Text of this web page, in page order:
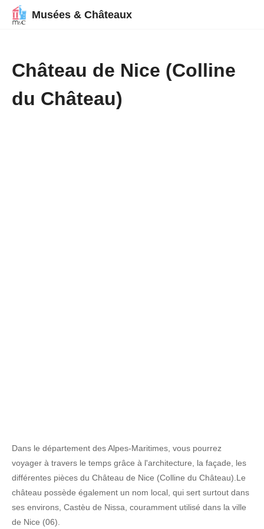
Musées & Châteaux
Château de Nice (Colline
du Château)
Dans le département des Alpes-Maritimes, vous pourrez
voyager à travers le temps grâce à l'architecture, la façade, les
différentes pièces du Château de Nice (Colline du Château).Le
château possède également un nom local, qui sert surtout dans
ses environs, Castèu de Nissa, couramment utilisé dans la ville
de Nice (06).